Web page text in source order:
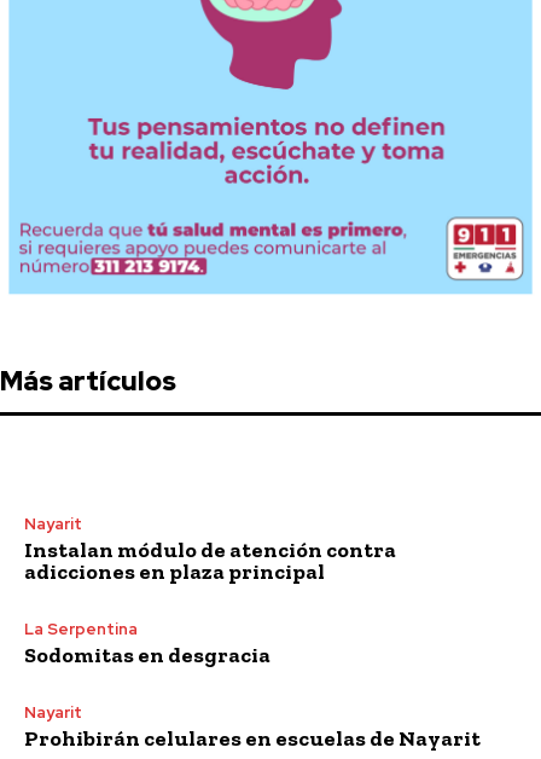
Más artículos
Nayarit
Instalan módulo de atención contra
adicciones en plaza principal
La Serpentina
Sodomitas en desgracia
Nayarit
Prohibirán celulares en escuelas de Nayarit